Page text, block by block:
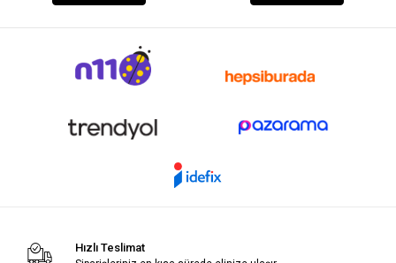
Hızlı Teslimat